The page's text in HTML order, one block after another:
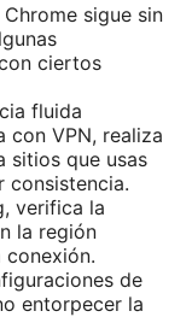
sigue sin
ciertos
fluida
con VPN, realiza
sitios que usas
consistencia.
verifica la
la región
conexión.
de
entorpecer la